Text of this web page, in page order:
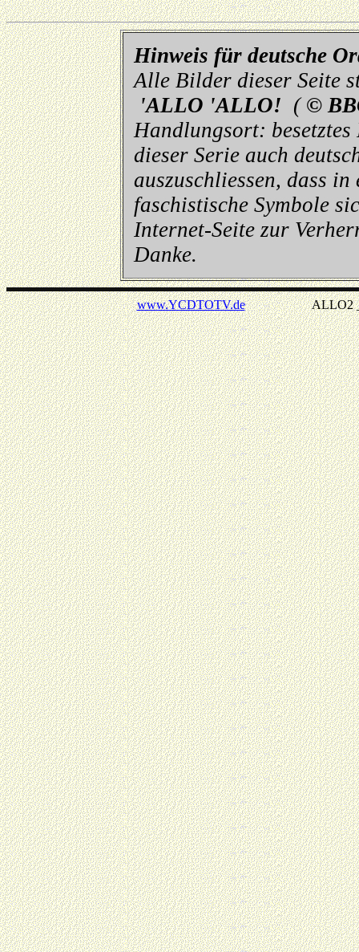
Hinweis für deutsche
Alle Bilder dieser Seite
'ALLO 'ALLO! ( ©
Handlungsort:
dieser Serie auch
auszuschliessen, dass in
faschistische Symbole
Internet-Seite zur
Danke.
www.YCDTOTV.deALLO2 _